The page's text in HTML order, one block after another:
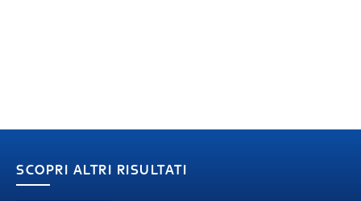
SCOPRI ALTRI RISULTATI